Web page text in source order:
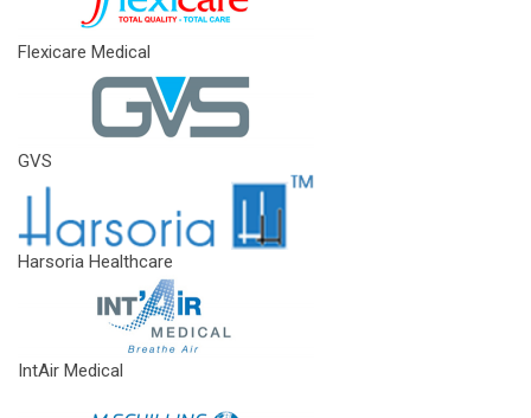
Flexicare Medical
GVS
Harsoria Healthcare
IntAir Medical